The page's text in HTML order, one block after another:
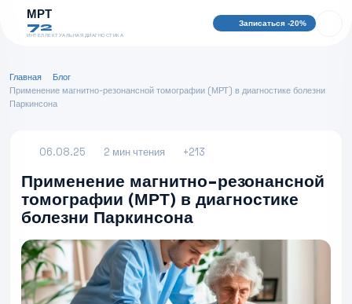
МРТ
72
ИНТЕЛЛЕКТУАЛЬНАЯ ДИАГНОСТИКА
Записаться -20%
Главная
Блог
Применение магнитно-резонансной томографии (МРТ) в диагностике болезни
Паркинсона
06.08.25 2 мин чтения +213
Применение магнитно-резонансной
томографии (МРТ) в диагностике
болезни Паркинсона